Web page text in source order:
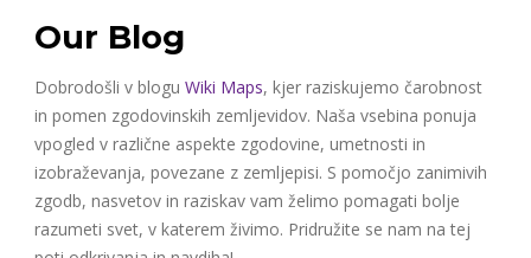
Our Blog
Dobrodošli v blogu Wiki Maps, kjer raziskujemo čarobnost
in pomen zgodovinskih zemljevidov. Naša vsebina ponuja
vpogled v različne aspekte zgodovine, umetnosti in
izobraževanja, povezane z zemljepisi. S pomočjo zanimivih
zgodb, nasvetov in raziskav vam želimo pomagati bolje
razumeti svet, v katerem živimo. Pridružite se nam na tej